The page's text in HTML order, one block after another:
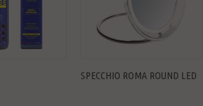
SPECCHIO ROMA ROUND LED